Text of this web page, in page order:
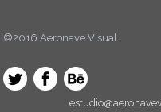
©2016 Aeronave Visual.